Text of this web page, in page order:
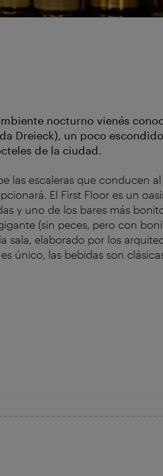
nocturno vienés
Dreieck), un poco
de la ciudad.
las escaleras que conducen
El First Floor es un
y uno de los bares más
(sin peces, pero con
sala, elaborado por los
único, las bebidas son